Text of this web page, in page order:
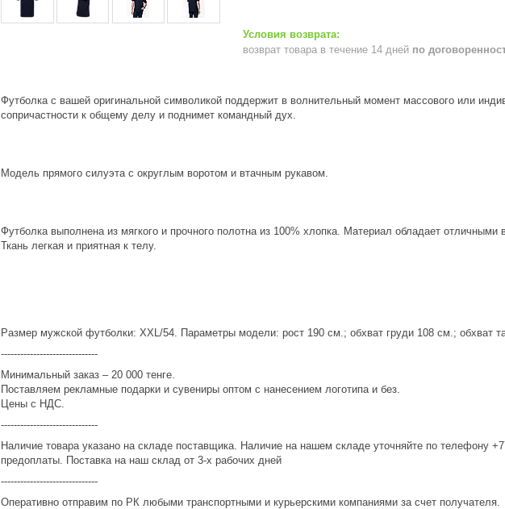
возврат товара в течение 14 дней по
Футболка с вашей оригинальной символикой поддержит в волнительный момент массового или
сопричастности к общему делу и поднимет командный дух.
Модель прямого силуэта с округлым воротом и втачным рукавом.
Футболка выполнена из мягкого и прочного полотна из 100% хлопка. Материал обладает
Ткань легкая и приятная к телу.
Размер мужской футболки: XXL/54. Параметры модели: рост 190 см.; обхват груди 108 см.; обхват
------------------------------
Минимальный заказ – 20 000 тенге.
Поставляем рекламные подарки и сувениры оптом с нанесением логотипа и без.
Цены с НДС.
------------------------------
Наличие товара указано на складе поставщика. Наличие на нашем складе уточняйте по телефону
предоплаты. Поставка на наш склад от 3-x рабочих дней
------------------------------
Оперативно отправим по РК любыми транспортными и курьерскими компаниями за счет получателя.